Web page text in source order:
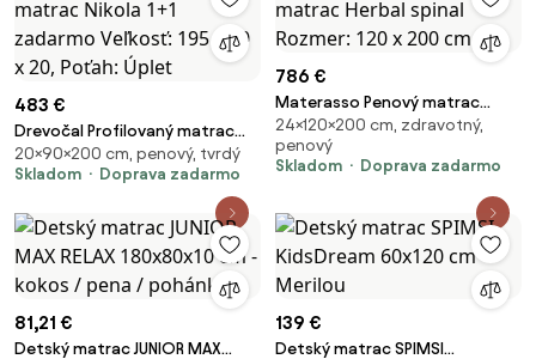
483 €
Drevočal Profilovaný matrac
Nikola 1+1 zadarmo Veľkosť: 195 x
80 x 20, Poťah: Úplet
20×90×200 cm, penový, tvrdý
Skladom
Doprava zadarmo
786 €
Materasso Penový matrac
Herbal spinal Rozmer: 120 x 200
cm
24×120×200 cm, zdravotný,
penový
Skladom
Doprava zadarmo
81,21 €
Detský matrac JUNIOR MAX
139 €
Detský matrac SPIMSI